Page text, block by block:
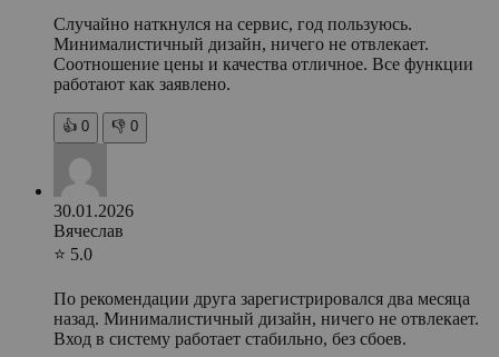
Случайно наткнулся на сервис, год пользуюсь.
Минималистичный дизайн, ничего не отвлекает.
Соотношение цены и качества отличное. Все функции
работают как заявлено.
👍 0 👎 0
30.01.2026
Вячеслав
⭐ 5.0
По рекомендации друга зарегистрировался два месяца
назад. Минималистичный дизайн, ничего не отвлекает.
Вход в систему работает стабильно, без сбоев.